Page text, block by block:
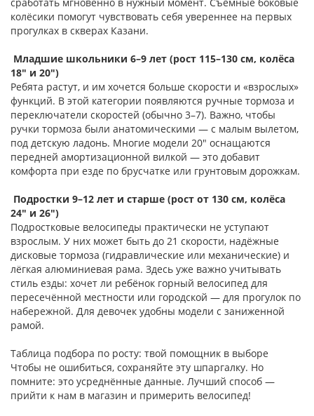
колёсики помогут чувствовать себя увереннее на первых
прогулках в скверах Казани.
Младшие школьники 6–9 лет (рост 115–130 см, колёса
18" и 20")
Ребята растут, и им хочется больше скорости и «взрослых»
функций. В этой категории появляются ручные тормоза и
переключатели скоростей (обычно 3–7). Важно, чтобы
ручки тормоза были анатомическими — с малым вылетом,
под детскую ладонь. Многие модели 20" оснащаются
передней амортизационной вилкой — это добавит
комфорта при езде по брусчатке или грунтовым дорожкам.
Подростки 9–12 лет и старше (рост от 130 см, колёса
24" и 26")
Подростковые велосипеды практически не уступают
взрослым. У них может быть до 21 скорости, надёжные
дисковые тормоза (гидравлические или механические) и
лёгкая алюминиевая рама. Здесь уже важно учитывать
стиль езды: хочет ли ребёнок горный велосипед для
пересечённой местности или городской — для прогулок по
набережной. Для девочек удобны модели с заниженной
рамой.
Таблица подбора по росту: твой помощник в выборе
Чтобы не ошибиться, сохраняйте эту шпаргалку. Но
помните: это усреднённые данные. Лучший способ —
прийти к нам в магазин и примерить велосипед!